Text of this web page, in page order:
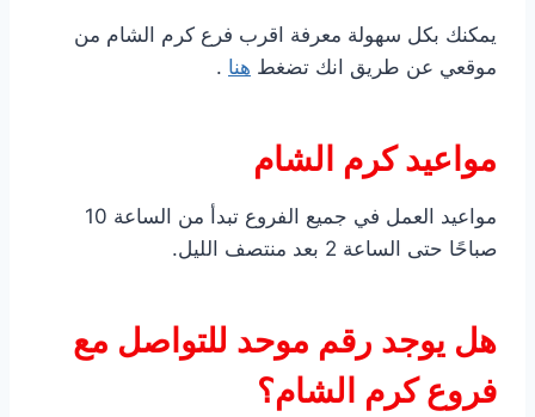
يمكنك بكل سهولة معرفة اقرب فرع كرم الشام من
موقعي عن طريق انك تضغط هنا .
مواعيد كرم الشام
مواعيد العمل في جميع الفروع تبدأ من الساعة 10
صباحًا حتى الساعة 2 بعد منتصف الليل.
هل يوجد رقم موحد للتواصل مع
فروع كرم الشام؟